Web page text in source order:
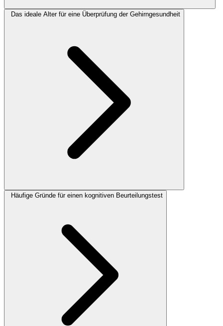
Das ideale Alter für eine Überprüfung der Gehirngesundheit
Häufige Gründe für einen kognitiven Beurteilungstest